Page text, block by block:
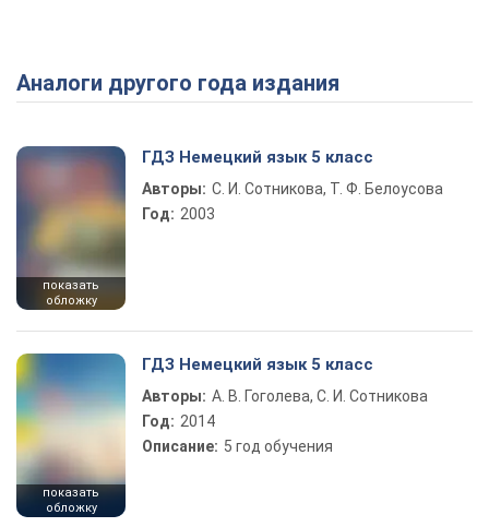
Play Video
Аналоги другого года издания
показать
обложку
ГДЗ Немецкий язык 5 класс
Авторы: С. И. Сотникова, Т. Ф. Белоусова
Год: 2003
показать
обложку
ГДЗ Немецкий язык 5 класс
Авторы: А. В. Гоголева, С. И. Сотникова
Год: 2014
Описание: 5 год обучения